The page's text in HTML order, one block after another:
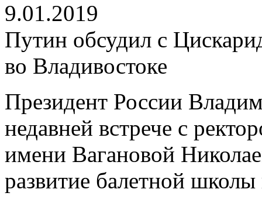
9.01.2019
Путин обсудил с
во Владивостоке
Президент России
недавней встрече с
имени Вагановой
развитие балетной